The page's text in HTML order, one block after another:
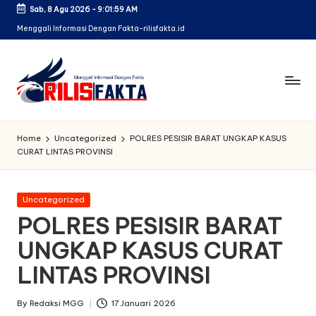
Skip
Sab, 8 Agu 2026- 9:02:00 AM
Menggali Informasi Dengan Fakta-rilisfakta.id
Home Uncategorized
POLRES PESISIR BARAT UNGKAP KASUS
CURAT LINTAS PROVINSI
Posted
Uncategorized
POLRES PESISIR BARAT
UNGKAP KASUS CURAT
LINTAS PROVINSI
Posted
By Redaksi MGG 17 Januari 2026